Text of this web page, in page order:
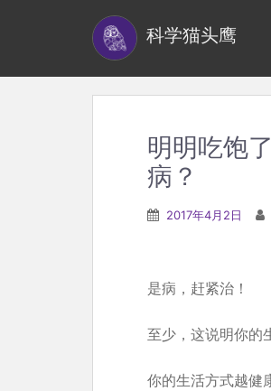
科学猫头鹰
明明吃饱
病？
2017年4月2日
是病，赶紧治！
至少，这说明你的
你的生活方式越健